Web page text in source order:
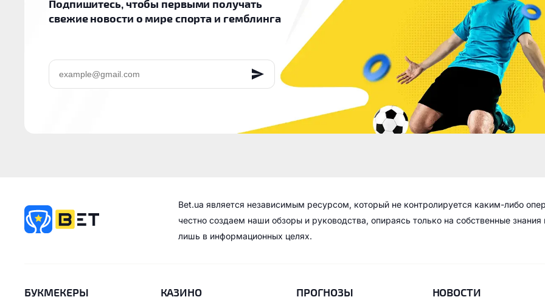
Подпишитесь, чтобы первыми получать
свежие новости о мире спорта и гемблинга
Bet.ua является независимым ресурсом, который не контролируется каким-либо
честно создаем наши обзоры и руководства, опираясь только на собственные
лишь в информационных целях.
БУКМЕКЕРЫ КАЗИНО ПРОГНОЗЫ НОВОСТИ